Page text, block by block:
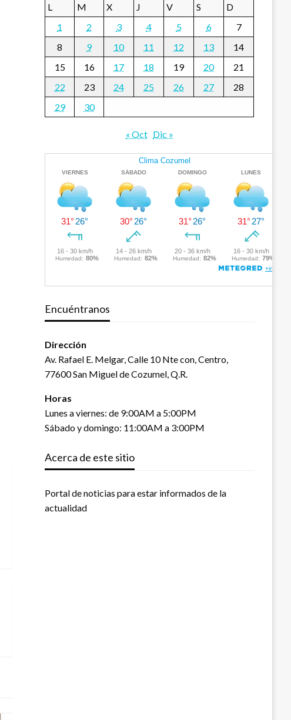
L M X J V S
D
1
2 3 4 5 6
7
8
9 10 11 12 13
14
15
16 17 18 19 20
21
22
23 24 25 26 27
28
29
30
« Oct Dic »
Encuéntranos
Dirección
Av. Rafael E. Melgar, Calle 10 Nte con, Centro,
77600 San Miguel de Cozumel, Q.R.
Horas
Lunes a viernes: de 9:00AM a 5:00PM
Sábado y domingo: 11:00AM a 3:00PM
Acerca de este sitio
Portal de noticias para estar informados de la
actualidad